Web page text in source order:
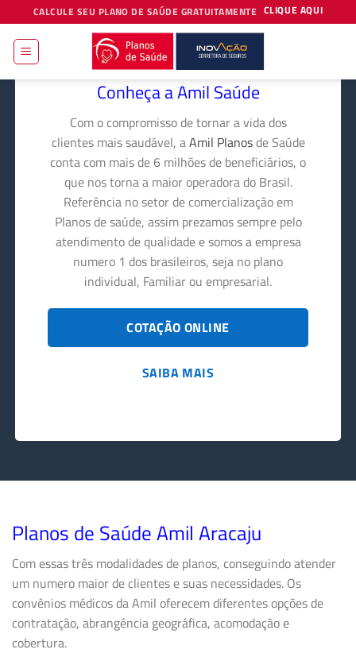
to
content
CALCULE SEU PLANO DE SAÚDE GRATUITAMENTE CLIQUE AQUI
Conheça a Amil Saúde
Com o compromisso de tornar a vida dos
clientes mais saudável, aAmil Planosde Saúde
conta com mais de 6 milhões de beneficiários, o
que nos torna a maior operadora do Brasil.
Referência no setor de comercialização em
Planos de saúde, assim prezamos sempre pelo
atendimento de qualidade e somos a empresa
numero 1 dos brasileiros, seja no plano
individual, Familiar ou empresarial.
COTAÇÃO ONLINE
SAIBA MAIS
Planos de Saúde Amil Aracaju
Com essas três modalidades de planos, conseguindo atender
um numero maior de clientes e suas necessidades. Os
convênios médicos da Amil oferecem diferentes opções de
contratação, abrangência geográfica, acomodação e
cobertura.